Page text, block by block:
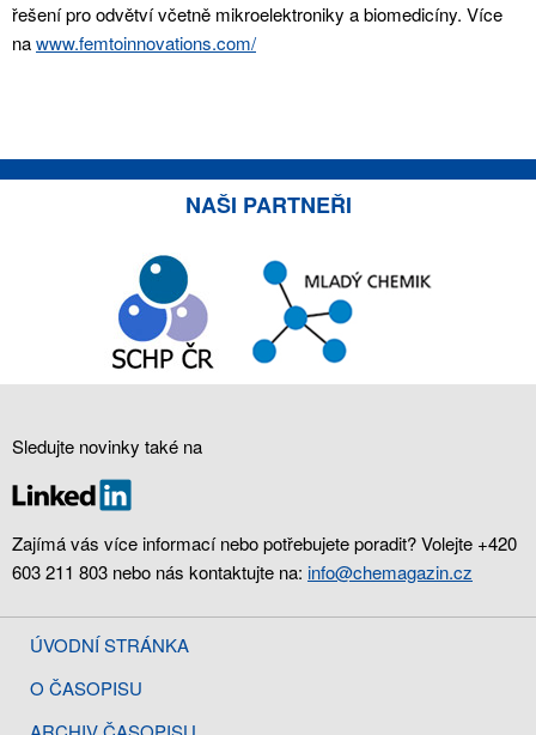
řešení pro odvětví včetně mikroelektroniky a biomedicíny. Více
nawww.femtoinnovations.com/
NAŠI PARTNEŘI
Sledujte novinky také na
Zajímá vás více informací nebo potřebujete poradit? Volejte +420
603 211 803 nebo nás kontaktujte na: info@chemagazin.cz
ÚVODNÍ STRÁNKA
O ČASOPISU